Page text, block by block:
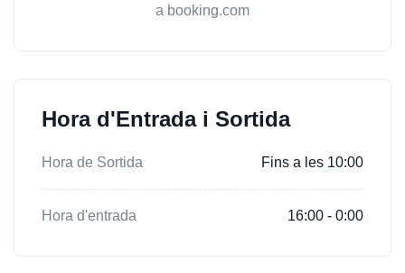
a booking.com
Hora d'Entrada i Sortida
Hora de Sortida Fins a les 10:00
Hora d'entrada 16:00 - 0:00